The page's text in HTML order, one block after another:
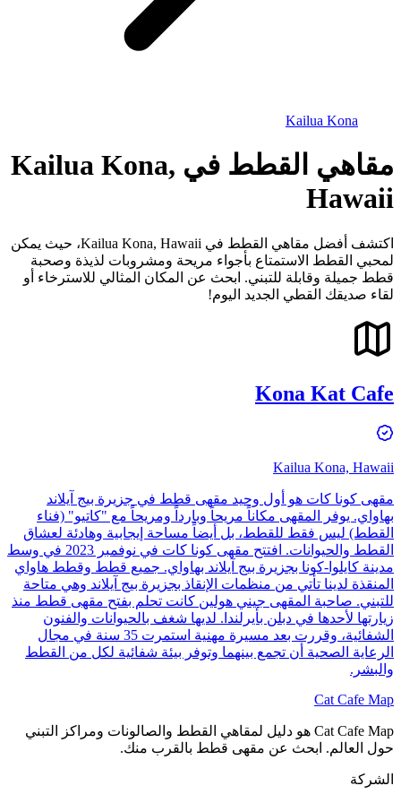
Kailua Kona
مقاهي القطط في Kailua Kona,
Hawaii
اكتشف أفضل مقاهي القطط في Kailua Kona, Hawaii، حيث يمكن
لمحبي القطط الاستمتاع بأجواء مريحة ومشروبات لذيذة وصحبة
قطط جميلة وقابلة للتبني. ابحث عن المكان المثالي للاسترخاء أو
لقاء صديقك القطي الجديد اليوم!
Kona Kat Cafe
Kailua Kona, Hawaii
مقهى كونا كات هو أول وحيد مقهى قطط في جزيرة بيج آيلاند
بهاواي. يوفر المقهى مكاناً مريحاً وبارداً ومريحاً مع "كاتيو" (فناء
القطط) ليس فقط للقطط، بل أيضاً مساحة إيجابية وهادئة لعشاق
القطط والحيوانات. افتتح مقهى كونا كات في نوفمبر 2023 في وسط
مدينة كايلوا-كونا بجزيرة بيج آيلاند بهاواي. جميع قطط وقطط هاواي
المنقذة لدينا تأتي من منظمات الإنقاذ بجزيرة بيج آيلاند وهي متاحة
للتبني. صاحبة المقهى جيني هولين كانت تحلم بفتح مقهى قطط منذ
زيارتها لأحدها في دبلن بأيرلندا. لديها شغف بالحيوانات والفنون
الشفائية، وقررت بعد مسيرة مهنية استمرت 35 سنة في مجال
الرعاية الصحية أن تجمع بينهما وتوفر بيئة شفائية لكل من القطط
والبشر.
Cat Cafe Map
Cat Cafe Map هو دليل لمقاهي القطط والصالونات ومراكز التبني
حول العالم. ابحث عن مقهى قطط بالقرب منك.
الشركة